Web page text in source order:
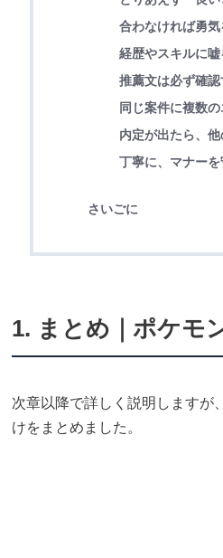
合わなければ勇
経歴やスキルに
推薦文は必ず確認
同じ案件に複数
内定が出たら、
丁寧に、マナー
さいごに
1. まとめ｜ポケモ
次章以降で詳しく説明しますが
けをまとめました。